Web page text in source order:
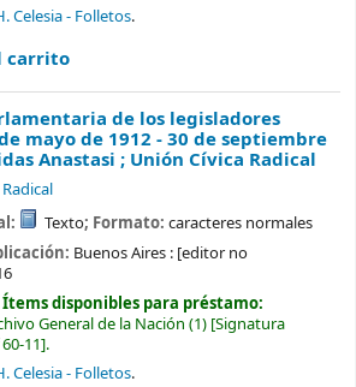
Celesia - Folletos.
carrito
de los legisladores
mayo de 1912 - 30 de septiembre
Anastasi ; Unión Cívica Radical
Texto; Formato:caracteres normales
Buenos Aires : [editor no
Ítems disponibles para préstamo:
General de la Nación (1) Signatura
11 .
Celesia - Folletos.